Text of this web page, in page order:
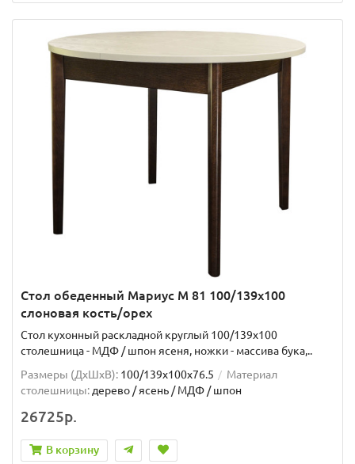
Стол обеденный Мариус М 81 100/139х100
слоновая кость/орех
Стол кухонный раскладной круглый 100/139х100
столешница - МДФ / шпон ясеня, ножки - массива бука,..
Размеры (ДхШxВ): 100/139х100х76.5
Материал
столешницы: дерево / ясень / МДФ / шпон
26725р.
В корзину